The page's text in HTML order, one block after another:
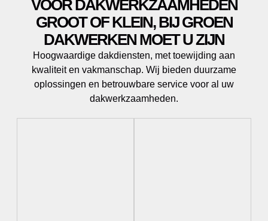
VOOR DAKWERKZAAMHEDEN
GROOT OF KLEIN, BIJ GROEN
DAKWERKEN MOET U ZIJN
Hoogwaardige dakdiensten, met toewijding aan
kwaliteit en vakmanschap. Wij bieden duurzame
oplossingen en betrouwbare service voor al uw
dakwerkzaamheden.